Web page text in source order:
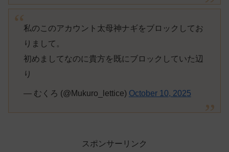
私のこのアカウント太母神ナギをブロックしてお
りまして。
初めましてなのに貴方を既にブロックしていた辺
り
— むくろ (@Mukuro_lettice) October 10, 2025
スポンサーリンク